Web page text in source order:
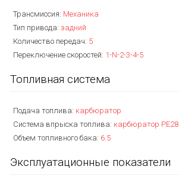
Трансмиссия: Механика
Тип привода: задний
Количество передач: 5
Переключение скоростей: 1-N-2-3-4-5
Топливная система
Подача топлива: карбюратор
Система впрыска топлива: карбюратор PE28
Объем топливного бака: 6.5
Эксплуатационные показатели